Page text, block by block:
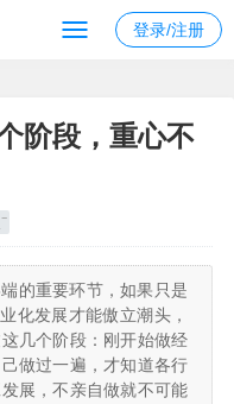
登录/注册
阶段，重心不
的重要环节，如果只是
化发展才能傲立潮头，
几个阶段：刚开始做经
做过一遍，才知道各行
展，不亲自做就不可能